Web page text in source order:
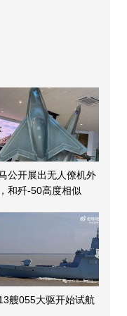
公开展出无人僚机外
和歼-50高度相似
艘055大驱开始试航